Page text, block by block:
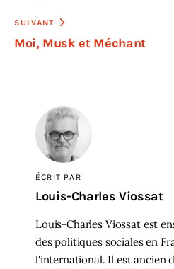
SUIVANT
Moi, Musk et Méchant
ÉCRIT PAR
Louis-Charles Viossat
Louis-Charles Viossat est
des politiques sociales en
l'international. Il est ancien